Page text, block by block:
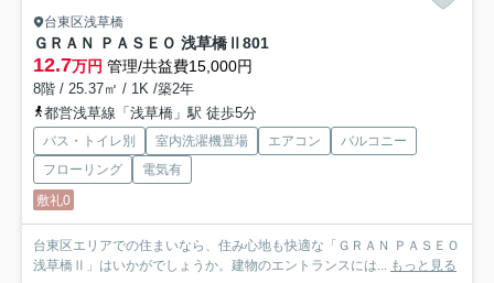
台東区浅草橋
ＧＲＡＮ ＰＡＳＥＯ 浅草橋Ⅱ 801
12.7万円 管理/共益費15,000円
8階 / 25.37㎡ / 1K /築2年
都営浅草線「浅草橋」駅 徒歩5分
バス・トイレ別 室内洗濯機置場 エアコン
バルコニー
フローリング
電気有
敷礼0
台東区エリアでの住まいなら、住み心地も快適な「ＧＲＡＮ ＰＡＳＥＯ
浅草橋Ⅱ」はいかがでしょうか。建物のエントランスには... もっと見る